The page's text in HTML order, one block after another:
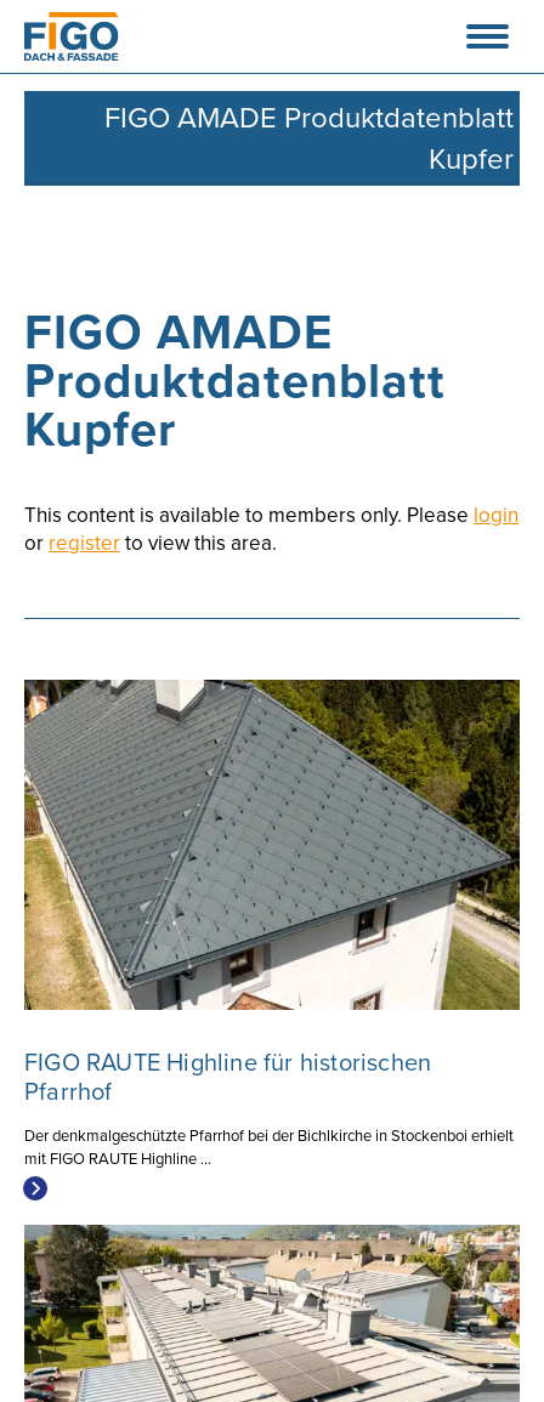
FIGO AMADE Produktdatenblatt
Kupfer
FIGO AMADE
Produktdatenblatt
Kupfer
This content is available to members only. Please login
orregisterto view this area.
FIGO RAUTE Highline für historischen
Pfarrhof
Der denkmalgeschützte Pfarrhof bei der Bichlkirche in Stockenboi erhielt
mit FIGO RAUTE Highline ...